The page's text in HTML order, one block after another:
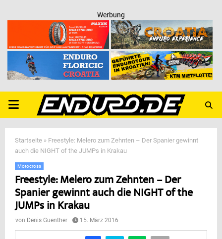
Werbung
PRIMARY
MENU
Startseite » Freestyle: Melero zum Zehnten – Der Spanier gewinnt
auch die NIGHT of the JUMPs in Krakau
Motocross
Freestyle: Melero zum Zehnten – Der
Spanier gewinnt auch die NIGHT of the
JUMPs in Krakau
von Denis Guenther 15. März 2016